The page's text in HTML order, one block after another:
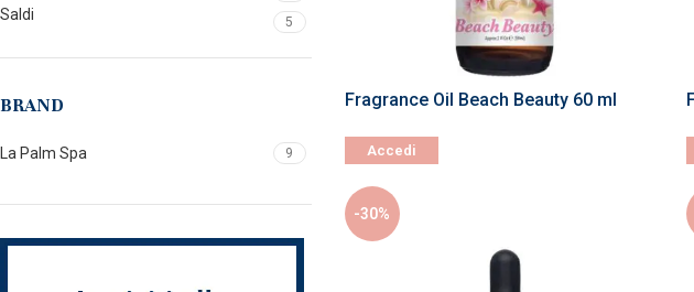
Saldi 5
BRAND
La Palm Spa 9
Fragrance Oil Beach Beauty 60 ml
Accedi
-30%